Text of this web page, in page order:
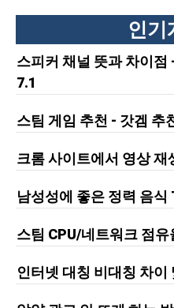
인기
스피커 채널 뜻과 차이점
7.1
스팀 게임 추천 - 갓겜 추
크롬 사이트에서 영상 재
남성성에 좋은 정력 음식
스팀 CPU/네트워크 점유
인터넷 대칭 비대칭 차이